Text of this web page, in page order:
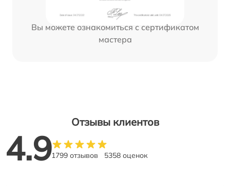
Вы можете ознакомиться с сертификатом
мастера
Отзывы клиентов
4.91799 отзывов 5358 оценок